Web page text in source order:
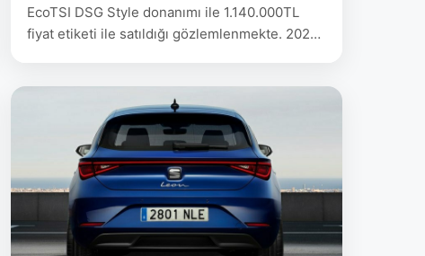
EcoTSI DSG Style donanımı ile 1.140.000TL
fiyat etiketi ile satıldığı gözlemlenmekte. 2023
EcoTSI 110 HP DSG Style 1.140.000 ARONA 1.0
EcoTSI 110 HP DSG Xcellence 1.200.000
ARONA …